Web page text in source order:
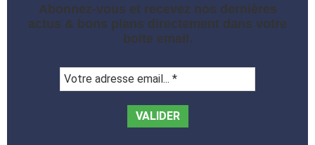
Abonnez-vous et recevez nos dernières
actus & bons plans directement dans votre
boite email.
adresse